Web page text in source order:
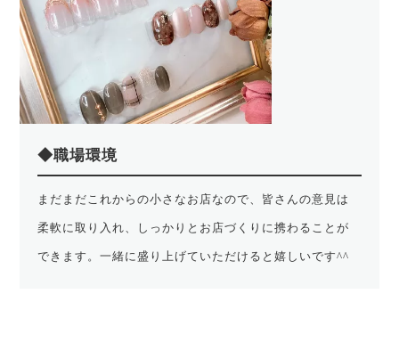
◆職場環境
まだまだこれからの小さなお店なので、皆さんの意見は
柔軟に取り入れ、しっかりとお店づくりに携わることが
できます。一緒に盛り上げていただけると嬉しいです^^